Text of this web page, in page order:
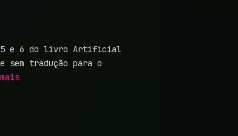
5 e 6 do livro Artificial
sem tradução para o